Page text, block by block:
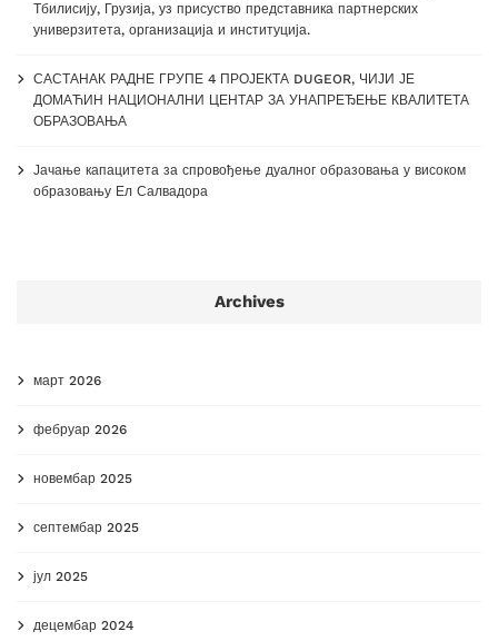
Тбилисију, Грузија, уз присуство представника партнерских
универзитета, организација и институција.
САСТАНАК РАДНЕ ГРУПЕ 4 ПРОЈЕКТА DUGEOR, ЧИЈИ ЈЕ
ДОМАЋИН НАЦИОНАЛНИ ЦЕНТАР ЗА УНАПРЕЂЕЊЕ КВАЛИТЕТА
ОБРАЗОВАЊА
Јачање капацитета за спровођење дуалног образовања у високом
образовању Ел Салвадора
Archives
март 2026
фебруар 2026
новембар 2025
септембар 2025
јул 2025
децембар 2024